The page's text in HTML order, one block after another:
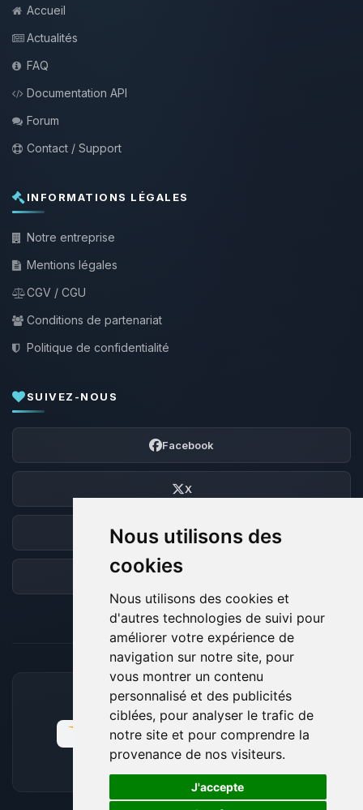
Nous utilisons des
cookies
Nous utilisons des cookies et
d'autres technologies de suivi pour
améliorer votre expérience de
navigation sur notre site, pour
vous montrer un contenu
personnalisé et des publicités
ciblées, pour analyser le trafic de
notre site et pour comprendre la
provenance de nos visiteurs.
J'accepte
Accueil
Actualités
FAQ
Documentation API
Forum
Contact / Support
INFORMATIONS LÉGALES
Notre entreprise
Mentions légales
CGV / CGU
Conditions de partenariat
Politique de confidentialité
SUIVEZ-NOUS
Facebook
X
Discord
Forum
MOYENS DE PAIEMENT ACCEPTÉS
🍪